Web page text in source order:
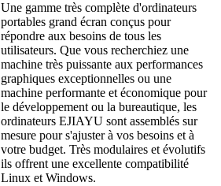
Une gamme très complète d'ordinateurs
portables grand écran conçus pour
répondre aux besoins de tous les
utilisateurs. Que vous recherchiez une
machine très puissante aux performances
graphiques exceptionnelles ou une
machine performante et économique pour
le développement ou la bureautique, les
ordinateurs EJIAYU sont assemblés sur
mesure pour s'ajuster à vos besoins et à
votre budget. Très modulaires et évolutifs
ils offrent une excellente compatibilité
Linux et Windows.